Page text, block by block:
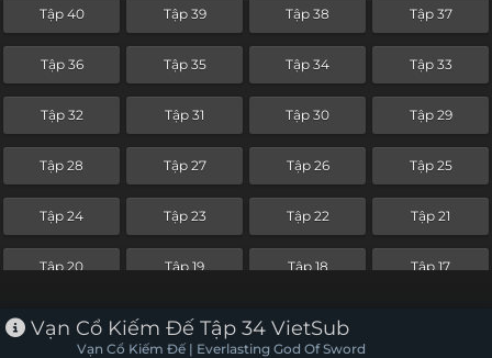
Tập 40 Tập 39 Tập 38 Tập 37
Tập 36 Tập 35 Tập 34 Tập 33
Tập 32 Tập 31 Tập 30 Tập 29
Tập 28 Tập 27 Tập 26 Tập 25
Tập 24 Tập 23 Tập 22 Tập 21
Tập 20 Tập 19 Tập 18 Tập 17
Tập 16 Tập 15 Tập 14
Vạn Cổ Kiếm Đế Tập 34 VietSub
Vạn Cổ Kiếm Đế | Everlasting God Of Sword